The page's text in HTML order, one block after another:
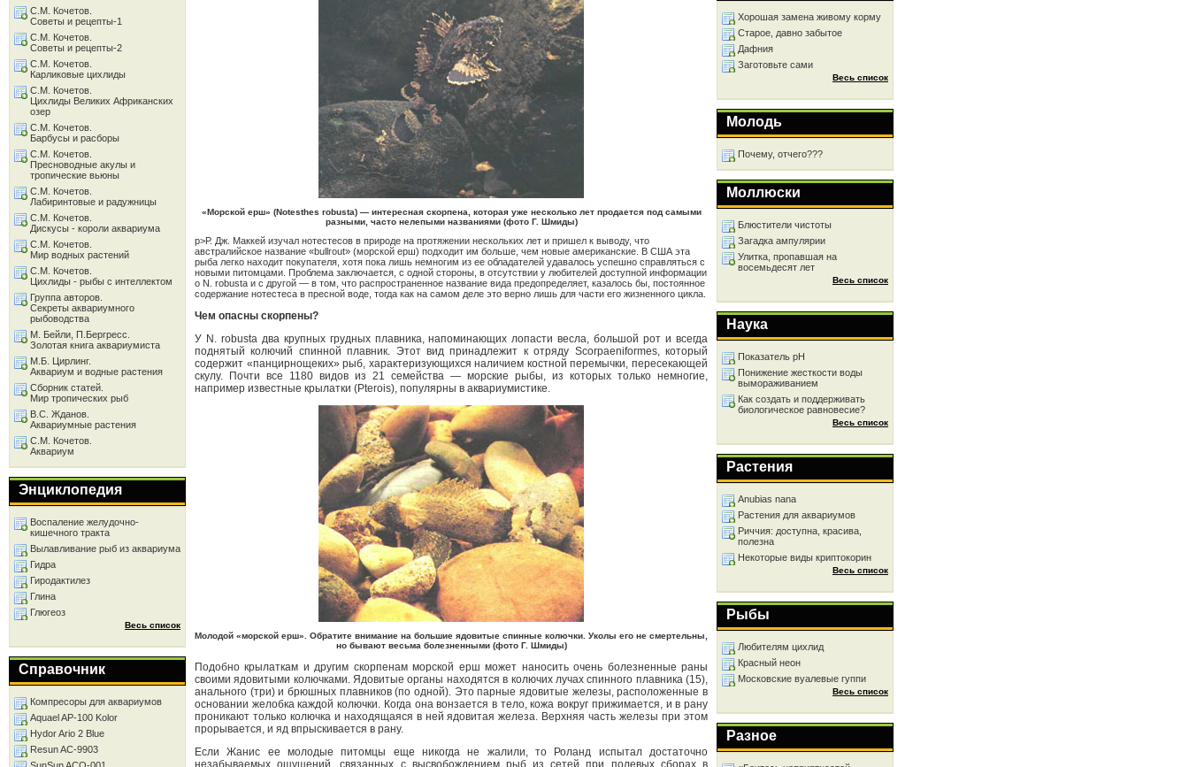
«Морской ерш» (Notesthes robusta) — интересная скорпена, которая уже несколько лет продается под самыми
разными, часто нелепыми названиями (фото Г. Шмиды)
p>Р. Дж. Маккей изучал нотестесов в природе на протяжении нескольких лет и пришел к выводу, что
австралийское название «bullrout» (морской ерш) подходит им больше, чем новые американские. В США эта
рыба легко находит покупателя, хотя пока лишь немногим из ее обладателей удавалось успешно справляться с
новыми питомцами. Проблема заключается, с одной стороны, в отсутствии у любителей доступной информации
о N. robusta и с другой — в том, что распространенное название вида предопределяет, казалось бы, постоянное
содержание нотестеса в пресной воде, тогда как на самом деле это верно лишь для части его жизненного цикла.
Чем опасны скорпены?
У N. robusta два крупных грудных плавника, напоминающих лопасти весла, большой рот и всегда
поднятый колючий спинной плавник. Этот вид принадлежит к отряду Scorpaeniformes, который
содержит «панцирнощеких» рыб, характеризующихся наличием костной перемычки, пересекающей
скулу. Почти все 1180 видов из 21 семейства — морские рыбы, из которых только немногие,
например известные крылатки (Pterois), популярны в аквариумистике.
Молодой «морской ерш». Обратите внимание на большие ядовитые спинные колючки. Уколы его не смертельны,
но бывают весьма болезненными (фото Г. Шмиды)
Подобно крылаткам и другим скорпенам морской ерш может наносить очень болезненные раны
своими ядовитыми колючками. Ядовитые органы находятся в колючих лучах спинного плавника (15),
анального (три) и брюшных плавников (по одной). Это парные ядовитые железы, расположенные в
основании желобка каждой колючки. Когда она вонзается в тело, кожа вокруг прижимается, и в рану
проникают только колючка и находящаяся в ней ядовитая железа. Верхняя часть железы при этом
прорывается, и яд впрыскивается в рану.
Если Жанис ее молодые питомцы еще никогда не жалили, то Роланд испытал достаточно
незабываемых ощущений, связанных с высвобождением рыб из сетей при полевых сборах в
Хорошая замена живому корму
Старое, давно забытое
Дафния
Заготовьте сами
Весь список
Молодь
Почему, отчего???
Моллюски
Блюстители чистоты
Загадка ампулярии
Улитка, пропавшая на
восемьдесят лет
Весь список
Наука
Показатель рН
Понижение жесткоcти воды
вымораживанием
Как создать и поддерживать
биологическое равновесие?
Весь список
Растения
Anubias nana
Растения для аквариумов
Риччия: доступна, красива,
полезна
Некоторые виды криптокорин
Весь список
Рыбы
Любителям цихлид
Красный неон
Московские вуалевые гуппи
Весь список
Разное
С.М. Кочетов.
Советы и рецепты-1
С.М. Кочетов.
Советы и рецепты-2
С.М. Кочетов.
Карликовые цихлиды
С.М. Кочетов.
Цихлиды Великих Африканских
озер
С.М. Кочетов.
Барбусы и расборы
С.М. Кочетов.
Пресноводные акулы и
тропические вьюны
С.М. Кочетов.
Лабиринтовые и радужницы
С.М. Кочетов.
Дискусы - короли аквариума
С.М. Кочетов.
Мир водных растений
С.М. Кочетов.
Цихлиды - рыбы с интеллектом
Группа авторов.
Секреты аквариумного
рыбоводства
М. Бейли, П.Бергресс.
Золотая книга аквариумиста
М.Б. Цирлинг.
Аквариум и водные растения
Сборник статей.
Мир тропических рыб
В.С. Жданов.
Аквариумные растения
С.М. Кочетов.
Аквариум
Энциклопедия
Воспаление желудочно-
кишечного тракта
Вылавливание рыб из аквариума
Гидра
Гиродактилез
Глина
Глюгеоз
Весь список
Справочник
Компресоры для аквариумов
Aquael AP-100 Kolor
Hydor Ario 2 Blue
Resun AC-9903